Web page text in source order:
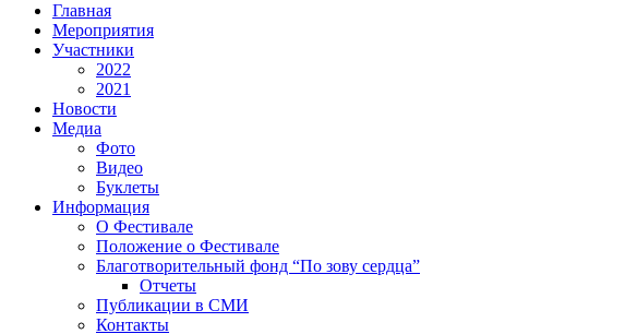
Главная
Мероприятия
Участники
2022
2021
Новости
Медиа
Фото
Видео
Буклеты
Информация
О Фестивале
Положение о Фестивале
Благотворительный фонд “По зову сердца”
Отчеты
Публикации в СМИ
Контакты